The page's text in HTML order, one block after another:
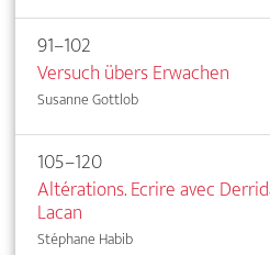
91–102
Versuch übers Erwachen
Susanne Gottlob
105–120
Altérations. Ecrire avec
Lacan
Stéphane Habib